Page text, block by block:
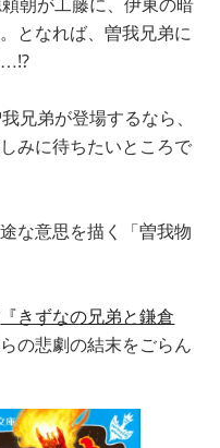
となれば、曽我兄弟に
兄弟が登場するなら、
みに待ちたいところで
な意思を描く「曽我物
『きずなの兄弟と鎌倉
の悲劇の結末をごらん